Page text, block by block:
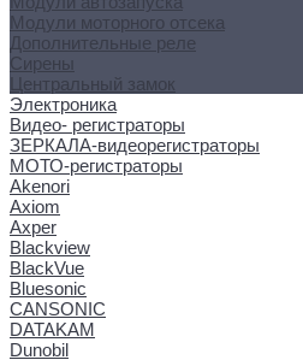
Модули моторного отсека
Дополнительные реле
Сирены
Центральный замок
Электроника
Видео- регистраторы
ЗЕРКАЛА-видеорегистраторы
МОТО-регистраторы
Akenori
Axiom
Axper
Blackview
BlackVue
Bluesonic
CANSONIC
DATAKAM
Dunobil